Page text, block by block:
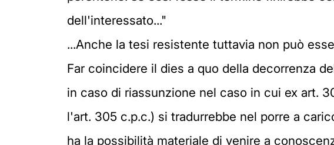
dell'interessato..."
...Anche la tesi resistente tuttavia non può
Far coincidere il dies a quo della decorrenza
in caso di riassunzione nel caso in cui ex art.
l'art. 305 c.p.c.) si tradurrebbe nel porre a
ha la possibilità materiale di venire a